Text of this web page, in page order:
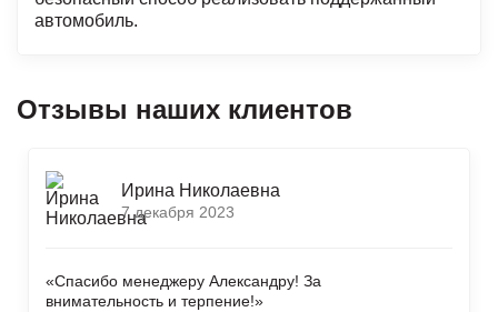
автомобиль.
Отзывы наших клиентов
Ирина Николаевна
7 декабря 2023
«Спасибо менеджеру Александру! За
внимательность и терпение!»